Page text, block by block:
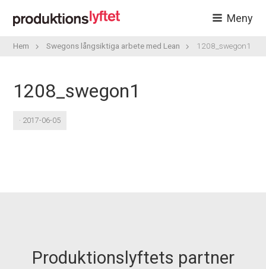
Meny
Hem Swegons långsiktiga arbete med Lean 1208_swegon1
1208_swegon1
· 2017-06-05
Produktionslyftets partner